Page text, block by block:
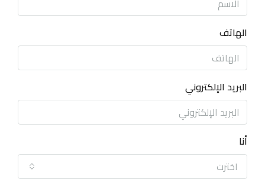
الهاتف
البريد الإلكتروني
أنا
اخترت